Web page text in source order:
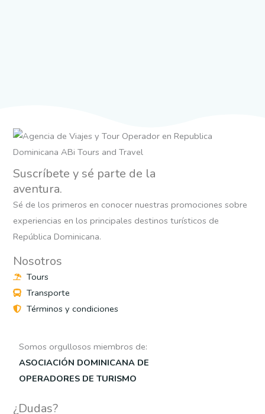
Suscríbete y sé parte de la
aventura.
Sé de los primeros en conocer nuestras promociones sobre
experiencias en los principales destinos turísticos de
República Dominicana.
Nosotros
Tours
Transporte
Términos y condiciones
Somos orgullosos miembros de:
ASOCIACIÓN DOMINICANA DE
OPERADORES DE TURISMO
¿Dudas?